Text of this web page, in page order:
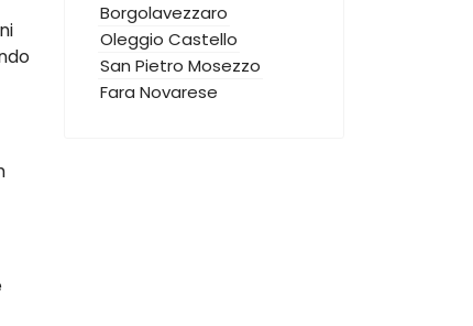
Borgolavezzaro
Oleggio Castello
San Pietro Mosezzo
Fara Novarese